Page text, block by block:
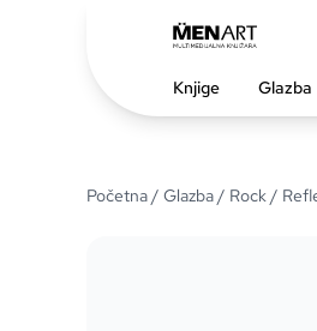
Knjige Glazba
Početna/ Glazba/ Rock/